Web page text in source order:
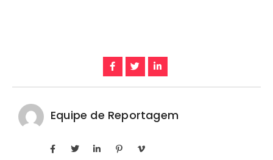
Equipe de Reportagem